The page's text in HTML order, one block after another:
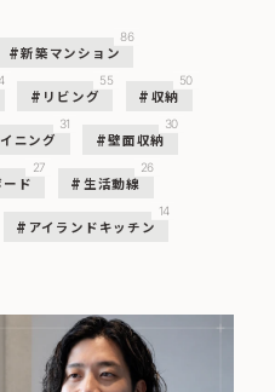
新築マンション
86
リビング
55
収納
50
ニング
31
壁面収納
30
ド
27
生活動線
26
アイランドキッチン
14